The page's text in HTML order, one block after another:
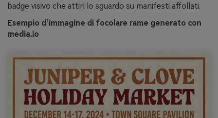
badge visivo che attiri lo sguardo su manifesti affollati.
Esempio d’immagine di focolare rame generato con
media.io